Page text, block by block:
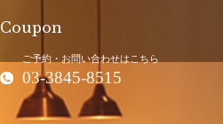
Coupon
ご予約・お問い合わせはこちら
03-3845-8515